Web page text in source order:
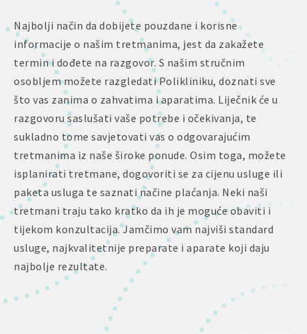
Najbolji način da dobijete pouzdane i korisne
informacije o našim tretmanima, jest da zakažete
termin i dođete na razgovor. S našim stručnim
osobljem možete razgledati Polikliniku, doznati sve
što vas zanima o zahvatima i aparatima. Liječnik će u
razgovoru saslušati vaše potrebe i očekivanja, te
sukladno tome savjetovati vas o odgovarajućim
tretmanima iz naše široke ponude. Osim toga, možete
isplanirati tretmane, dogovoriti se za cijenu usluge ili
paketa usluga te saznati načine plaćanja. Neki naši
tretmani traju tako kratko da ih je moguće obaviti i
tijekom konzultacija. Jamčimo vam najviši standard
usluge, najkvalitetnije preparate i aparate koji daju
najbolje rezultate.